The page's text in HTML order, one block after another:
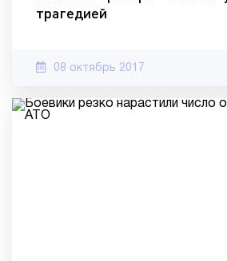
трагедией
08 октябрь 2017